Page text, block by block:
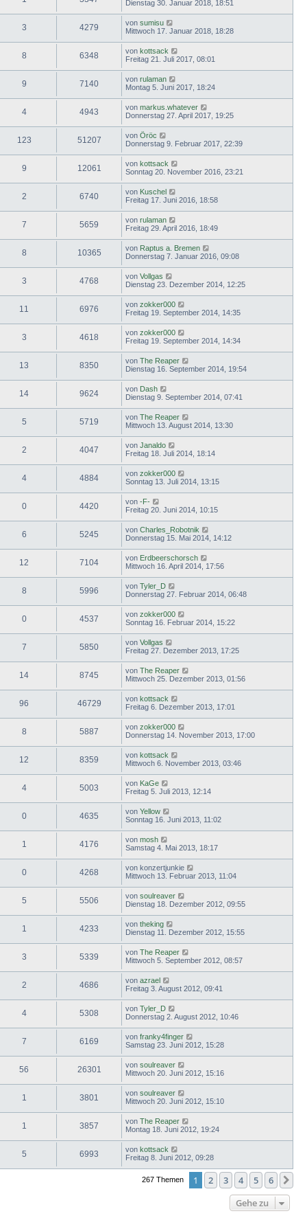
Dienstag 30. Januar 2018, 18:51
3 4279 von sumisu
Mittwoch 17. Januar 2018, 18:28
8 6348 von kottsack
Freitag 21. Juli 2017, 08:01
9 7140 von rulaman
Montag 5. Juni 2017, 18:24
4 4943 von markus.whatever
Donnerstag 27. April 2017, 19:25
123 51207 von Öröc
Donnerstag 9. Februar 2017, 22:39
9 12061 von kottsack
Sonntag 20. November 2016, 23:21
2 6740 von Kuschel
Freitag 17. Juni 2016, 18:58
7 5659 von rulaman
Freitag 29. April 2016, 18:49
8 10365 von Raptus a. Bremen
Donnerstag 7. Januar 2016, 09:08
3 4768 von Vollgas
Dienstag 23. Dezember 2014, 12:25
11 6976 von zokker000
Freitag 19. September 2014, 14:35
3 4618 von zokker000
Freitag 19. September 2014, 14:34
13 8350 von The Reaper
Dienstag 16. September 2014, 19:54
14 9624 von Dash
Dienstag 9. September 2014, 07:41
5 5719 von The Reaper
Mittwoch 13. August 2014, 13:30
2 4047 von Janaldo
Freitag 18. Juli 2014, 18:14
4 4884 von zokker000
Sonntag 13. Juli 2014, 13:15
0 4420 von -F-
Freitag 20. Juni 2014, 10:15
6 5245 von Charles_Robotnik
Donnerstag 15. Mai 2014, 14:12
12 7104 von Erdbeerschorsch
Mittwoch 16. April 2014, 17:56
8 5996 von Tyler_D
Donnerstag 27. Februar 2014, 06:48
0 4537 von zokker000
Sonntag 16. Februar 2014, 15:22
7 5850 von Vollgas
Freitag 27. Dezember 2013, 17:25
14 8745 von The Reaper
Mittwoch 25. Dezember 2013, 01:56
96 46729 von kottsack
Freitag 6. Dezember 2013, 17:01
8 5887 von zokker000
Donnerstag 14. November 2013, 17:00
12 8359 von kottsack
Mittwoch 6. November 2013, 03:46
4 5003 von KaGe
Freitag 5. Juli 2013, 12:14
0 4635 von Yellow
Sonntag 16. Juni 2013, 11:02
1 4176 von mosh
Samstag 4. Mai 2013, 18:17
0 4268 von konzertjunkie
Mittwoch 13. Februar 2013, 11:04
5 5506 von soulreaver
Dienstag 18. Dezember 2012, 09:55
1 4233 von theking
Dienstag 11. Dezember 2012, 15:55
3 5339 von The Reaper
Mittwoch 5. September 2012, 08:57
2 4686 von azrael
Freitag 3. August 2012, 09:41
4 5308 von Tyler_D
Donnerstag 2. August 2012, 10:46
7 6169 von franky4finger
Samstag 23. Juni 2012, 15:28
56 26301 von soulreaver
Mittwoch 20. Juni 2012, 15:16
1 3801 von soulreaver
Mittwoch 20. Juni 2012, 15:10
1 3857 von The Reaper
Montag 18. Juni 2012, 19:24
5 6993 von kottsack
Freitag 8. Juni 2012, 09:28
267 Themen 1 2 3 4 5 6
Gehe zu